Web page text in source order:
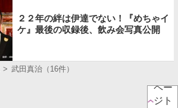
２２年の絆は伊達でない！『めちゃイ
ケ』最後の収録後、飲み会写真公開
武田真治（16件）
ペー
ジト